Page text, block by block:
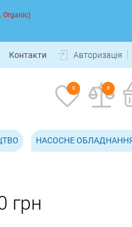
Organic)
Контакти Авторизація
0 0
НАСОСНЕ
грн